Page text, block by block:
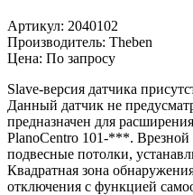
Артикул: 2040102
Производитель: Theben
Цена: По запросу
Slave-версия датчика
Данный датчик не
предназначен для
PlanoCentro 101-***.
подвесные потолки,
Квадратная зона
отключения с функцией